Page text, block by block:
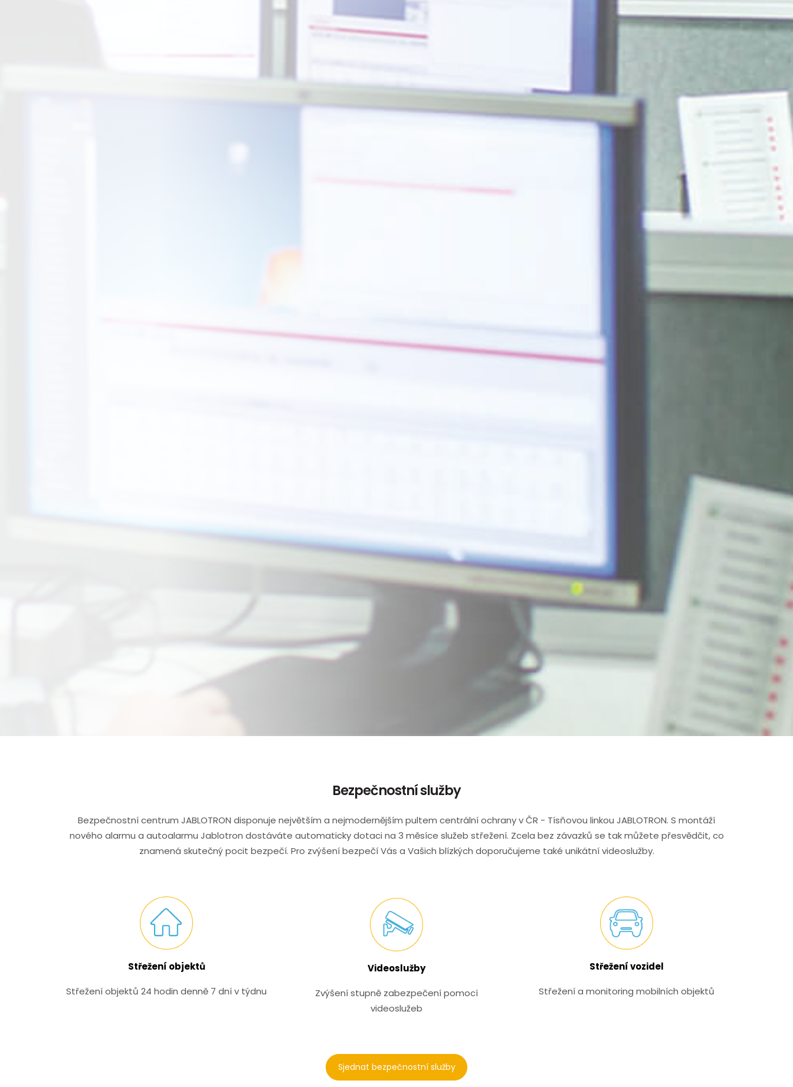
Bezpečnostní služby
Bezpečnostní centrum JABLOTRON disponuje největším a nejmodernějším pultem centrální ochrany v ČR - Tísňovou linkou JABLOTRON. S montáží
nového alarmu a autoalarmu Jablotron dostáváte automaticky dotaci na 3 měsíce služeb střežení. Zcela bez závazků se tak můžete přesvědčit, co
znamená skutečný pocit bezpečí. Pro zvýšení bezpečí Vás a Vašich blízkých doporučujeme také unikátní videoslužby.
Střežení objektů
Střežení objektů 24 hodin denně 7 dní v týdnu
Videoslužby
Zvýšení stupně zabezpečení pomocí
videoslužeb
Střežení vozidel
Střežení a monitoring mobilních objektů
Sjednat bezpečnostní služby